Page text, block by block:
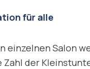
für alle
einzelnen Salon
Zahl der